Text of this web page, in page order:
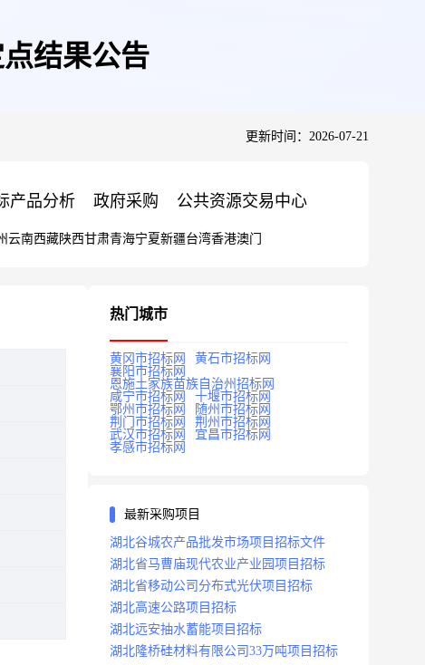
结果公告
更新时间：2026-07-21
产品分析 政府采购 公共资源交易中心
云南西藏陕西甘肃青海宁夏新疆台湾香港澳门
热门城市
黄冈市招标网
黄石市招标网
襄阳市招标网
恩施土家族苗族自治州招标网
咸宁市招标网
十堰市招标网
鄂州市招标网
随州市招标网
荆门市招标网
荆州市招标网
武汉市招标网
宜昌市招标网
孝感市招标网
最新采购项目
湖北谷城农产品批发市场项目招标文件
湖北省马曹庙现代农业产业园项目招标
湖北省移动公司分布式光伏项目招标
湖北高速公路项目招标
湖北远安抽水蓄能项目招标
湖北隆桥硅材料有限公司33万吨项目招标